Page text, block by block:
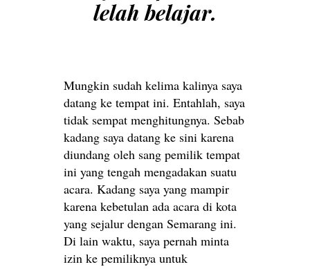
lelah belajar.
Mungkin sudah kelima kalinya saya
datang ke tempat ini. Entahlah, saya
tidak sempat menghitungnya. Sebab
kadang saya datang ke sini karena
diundang oleh sang pemilik tempat
ini yang tengah mengadakan suatu
acara. Kadang saya yang mampir
karena kebetulan ada acara di kota
yang sejalur dengan Semarang ini.
Di lain waktu, saya pernah minta
izin ke pemiliknya untuk